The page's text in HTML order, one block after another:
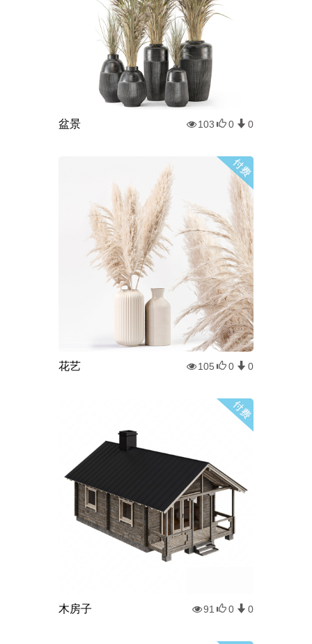
盆景 103 0 0
花艺 105 0 0
木房子 91 0 0